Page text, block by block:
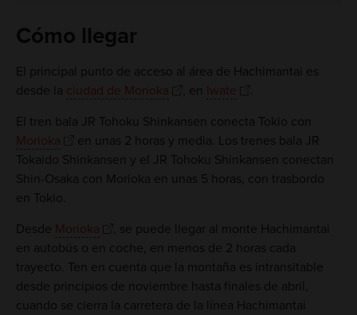
Cómo llegar
El principal punto de acceso al área de Hachimantai es
desde la ciudad de Morioka , en Iwate
El tren bala JR Tohoku Shinkansen conecta Tokio con
Morioka
en unas 2 horas y media. Los trenes bala JR
Tokaido Shinkansen y el JR Tohoku Shinkansen conectan
Shin-Osaka con Morioka en unas 5 horas, con trasbordo
en Tokio.
Desde Morioka
, se puede llegar al monte Hachimantai
en autobús o en coche, en menos de 2 horas cada
trayecto. Ten en cuenta que la montaña es intransitable
desde principios de noviembre hasta finales de abril,
cuando se cierra la carretera de la línea Hachimantai